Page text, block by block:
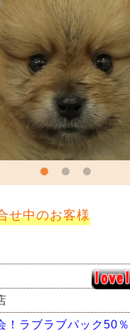
せ中のお客様
！ラブラブパック50％